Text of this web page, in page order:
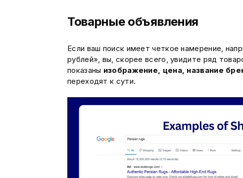
Товарные объявления
Если ваш поиск имеет четкое намерение,
рублей», вы, скорее всего, увидите ряд
показаны изображение, цена, название
переходят к сути.